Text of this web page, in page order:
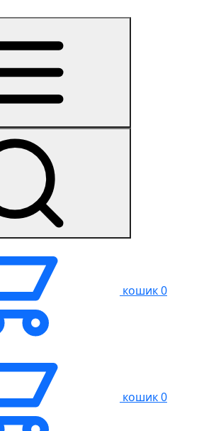
кошик0
кошик0